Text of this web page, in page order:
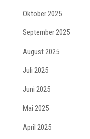
Oktober 2025
September 2025
August 2025
Juli 2025
Juni 2025
Mai 2025
April 2025